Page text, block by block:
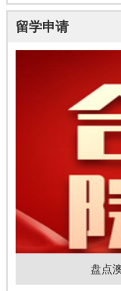
留学申请
盘点